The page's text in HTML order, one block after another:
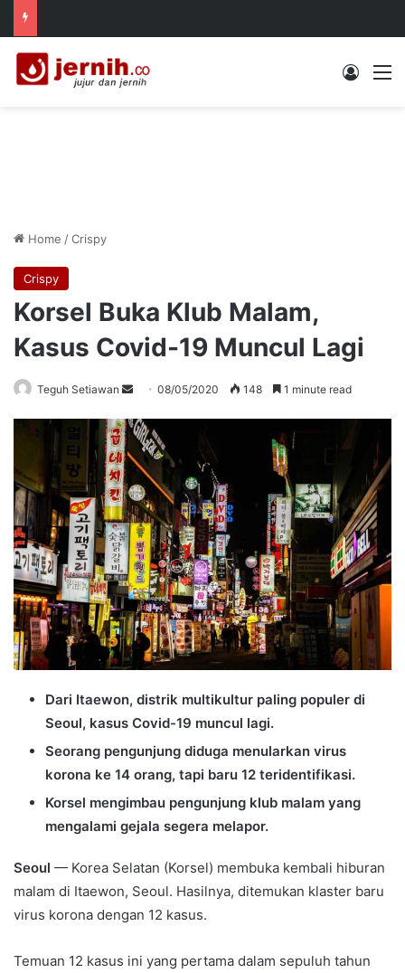
Log In
Home /Crispy
Crispy
Korsel Buka Klub Malam,
Kasus Covid-19 Muncul Lagi
Teguh Setiawan
Send
email
08/05/2020 148 1 minute read
Dari Itaewon, distrik multikultur paling populer di
Seoul, kasus Covid-19 muncul lagi.
Seorang pengunjung diduga menularkan virus
korona ke 14 orang, tapi baru 12 teridentifikasi.
Korsel mengimbau pengunjung klub malam yang
mengalami gejala segera melapor.
Seoul — Korea Selatan (Korsel) membuka kembali hiburan
malam di Itaewon, Seoul. Hasilnya, ditemukan klaster baru
virus korona dengan 12 kasus.
Temuan 12 kasus ini yang pertama dalam sepuluh tahun